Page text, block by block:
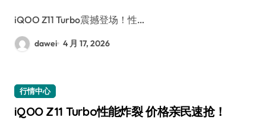
iQOO Z11 Turbo震撼登场！性…
dawei 4 月 17, 2026
行情中心
iQOO Z11 Turbo性能炸裂 价格亲民速抢！